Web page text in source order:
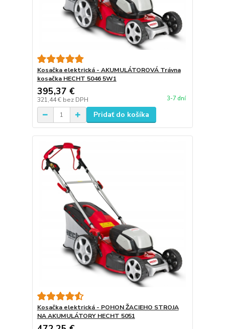
Kosačka elektrická - AKUMULÁTOROVÁ Trávna
kosačka HECHT 5046 5W1
395,37 €
321,44 € bez DPH 3-7 dní
Pridať do košíka
Kosačka elektrická - POHON ŽACIEHO STROJA
NA AKUMULÁTORY HECHT 5051